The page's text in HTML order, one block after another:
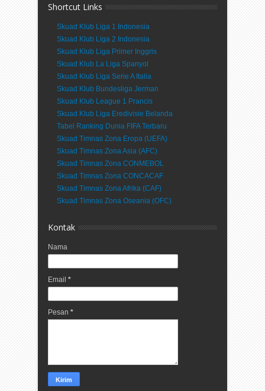
Shortcut Links
Skuad Klub Liga 1 Indonesia
Skuad Klub Liga 2 Indonesia
Skuad Klub Liga Primer Inggris
Skuad Klub La Liga Spanyol
Skuad Klub Liga Serie A Italia
Skuad Klub Bundesliga Jerman
Skuad Klub League 1 Prancis
Skuad Klub Liga Eredivisie Belanda
Tabel Ranking Dunia FIFA Terbaru
Skuad Timnas Zona Eropa (UEFA)
Skuad Timnas Zona Asia (AFC)
Skuad Timnas Zona CONMEBOL
Skuad Timnas Zona CONCACAF
Skuad Timnas Zona Afrika (CAF)
Skuad Timnas Zona Oseania (OFC)
Kontak
Nama
Email *
Pesan *